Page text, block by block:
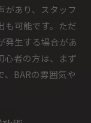
があり、スタッフ
も可能です。ただ
発生する場合があ
心者の方は、まず
、BARの雰囲気や